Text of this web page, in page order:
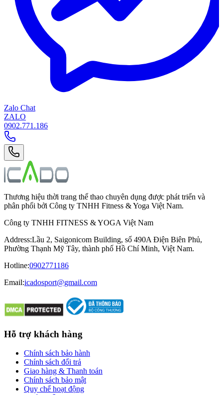
Zalo Chat
ZALO
0902.771.186
Thương hiệu thời trang thể thao chuyên dụng được phát triển và
phân phối bởi Công ty TNHH Fitness & Yoga Việt Nam.
Công ty TNHH FITNESS & YOGA Việt Nam
Address:Lầu 2, Saigonicom Building, số 490A Điện Biên Phủ,
Phường Thạnh Mỹ Tây, thành phố Hồ Chí Minh, Việt Nam.
Hotline:0902771186
Email:icadosport@gmail.com
Hỗ trợ khách hàng
Chính sách bảo hành
Chính sách đổi trả
Giao hàng & Thanh toán
Chính sách bảo mật
Quy chế hoạt động